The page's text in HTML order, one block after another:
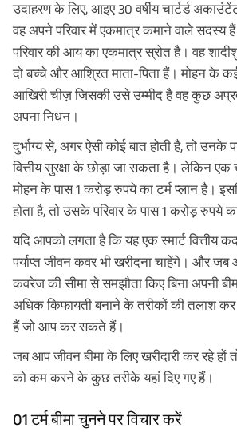
अंतिम शब्द
उदाहरण के लिए, आइए 30 वर्षीय चार्टर्ड
वह अपने परिवार में एकमात्र कमाने वाले
परिवार की आय का एकमात्र स्रोत है। वह
दो बच्चे और आश्रित माता-पिता हैं। मोहन के कई
आखिरी चीज़ जिसकी उसे उम्मीद है वह कुछ
अपना निधन।
दुर्भाग्य से, अगर ऐसी कोई बात होती है, तो उनके
वित्तीय सुरक्षा के छोड़ा जा सकता है। लेकिन एक
मोहन के पास 1 करोड़ रुपये का टर्म प्लान है।
होता है, तो उसके परिवार के पास 1 करोड़ रुपये का
यदि आपको लगता है कि यह एक स्मार्ट वित्तीय
पर्याप्त जीवन कवर भी खरीदना चाहेंगे। और
कवरेज की सीमा से समझौता किए बिना अपनी
अधिक किफायती बनाने के तरीकों की तलाश कर
हैं जो आप कर सकते हैं।
जब आप जीवन बीमा के लिए खरीदारी कर रहे हों
को कम करने के कुछ तरीके यहां दिए गए हैं।
01 टर्म बीमा चुनने पर विचार करें